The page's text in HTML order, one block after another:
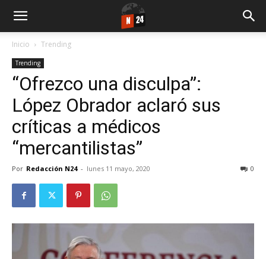
Inicio Trending
Trending
“Ofrezco una disculpa”:
López Obrador aclaró sus
críticas a médicos
“mercantilistas”
Por Redacción N24 - lunes 11 mayo, 2020 0